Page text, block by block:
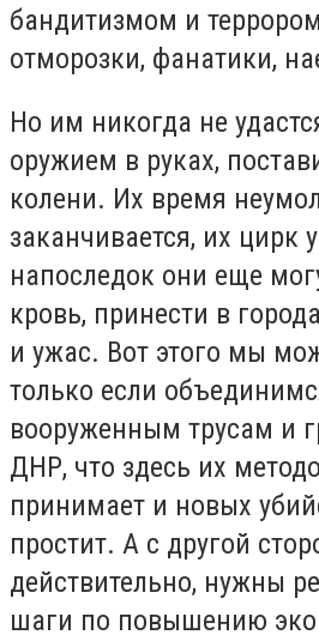
бандитизмом и
отморозки, фанатики,
Но им никогда не
оружием в руках,
колени. Их время
заканчивается, их цирк
напоследок они еще
кровь, принести в
и ужас. Вот этого мы
только если
вооруженным трусам и
ДНР, что здесь их
принимает и новых
простит. А с другой
действительно, нужны
шаги по повышению